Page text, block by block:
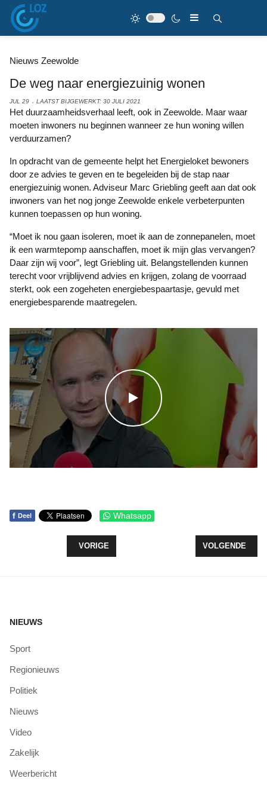
Nieuws Zeewolde
De weg naar energiezuinig wonen
JUL 29 LAATST BIJGEWERKT: 30 JULI 2021
Het duurzaamheidsverhaal leeft, ook in Zeewolde. Maar waar
moeten inwoners nu beginnen wanneer ze hun woning willen
verduurzamen?
In opdracht van de gemeente helpt het Energieloket bewoners
door ze advies te geven en te begeleiden bij de stap naar
energiezuinig wonen. Adviseur Marc Griebling geeft aan dat ook
inwoners van het nog jonge Zeewolde enkele verbeterpunten
kunnen toepassen op hun woning.
“Moet ik nou gaan isoleren, moet ik aan de zonnepanelen, moet
ik een warmtepomp aanschaffen, moet ik mijn glas vervangen?
Daar zijn wij voor”, legt Griebling uit. Belangstellenden kunnen
terecht voor vrijblijvend advies en krijgen, zolang de voorraad
sterkt, ook een zogeheten energiebespaartasje, gevuld met
energiebesparende maatregelen.
WATCH THE VIDEO
f Deel Whatsapp
VORIG ARTIKEL: JEU DE BOULES CLINIC IN
VORIGE VOLGENDE
VOLGENDE
NIEUWS
Sport
Regionieuws
Politiek
Nieuws
Video
Zakelijk
Weerbericht